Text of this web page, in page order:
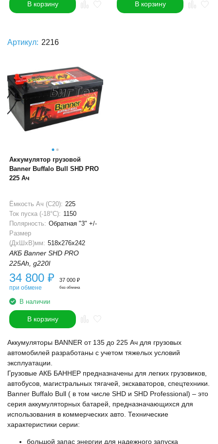
В корзину В корзину
Артикул: 2216
Аккумулятор грузовой
Banner Buffalo Bull SHD PRO
225 Ач
Ёмкость Ач (С20): 225
Ток пуска (-18°С): 1150
Полярность: Обратная "3" +/-
Размер
(ДхШхВ)мм: 518x276x242
АКБ Banner SHD PRO
225Ah, g220l
34 800 ₽
при обмене
37 000 ₽
без обмена
В наличии
В корзину
Аккумуляторы BANNER от 135 до 225 Ач для грузовых
автомобилей разработаны с учетом тяжелых условий
эксплуатации.
Грузовые АКБ БАННЕР предназначены для легких грузовиков,
автобусов, магистральных тягачей, экскаваторов, спецтехники.
Banner Buffalo Bull ( в том числе SHD и SHD Professional) – это
серия аккумуляторных батарей, предназначающихся для
использования в коммерческих авто. Технические
характеристики серии:
большой запас энергии для надежного запуска